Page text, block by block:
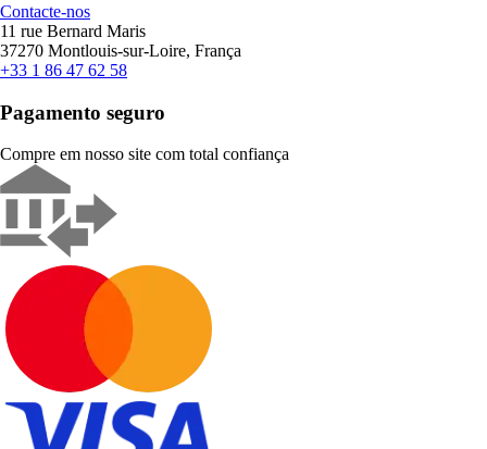
Contacte-nos
11 rue Bernard Maris
37270 Montlouis-sur-Loire, França
+33 1 86 47 62 58
Pagamento seguro
Compre em nosso site com total confiança